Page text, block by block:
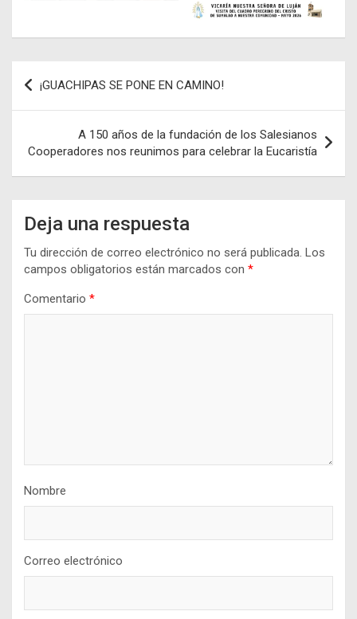
Navegación
de
entradas
¡GUACHIPAS SE PONE EN CAMINO!
A 150 años de la fundación de los Salesianos
Cooperadores nos reunimos para celebrar la Eucaristía
Deja una respuesta
Tu dirección de correo electrónico no será publicada. Los
campos obligatorios están marcados con *
Comentario *
Nombre
Correo electrónico